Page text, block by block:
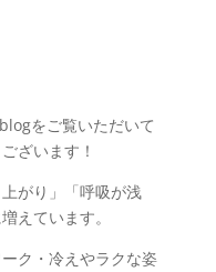
をご覧いただいて
ざいます！
がり」「呼吸が浅
えています。
ク・冷えやラクな姿